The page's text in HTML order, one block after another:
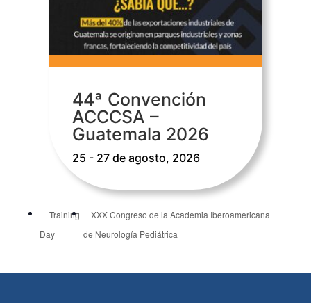
44ª Convención
ACCCSA –
Guatemala 2026
25 - 27 de agosto, 2026
Training
Day
XXX Congreso de la Academia Iberoamericana
de Neurología Pediátrica